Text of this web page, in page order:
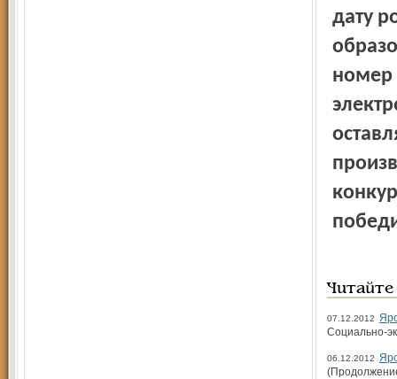
дату
номер
07.12.2012
Социально-
06.12.2012